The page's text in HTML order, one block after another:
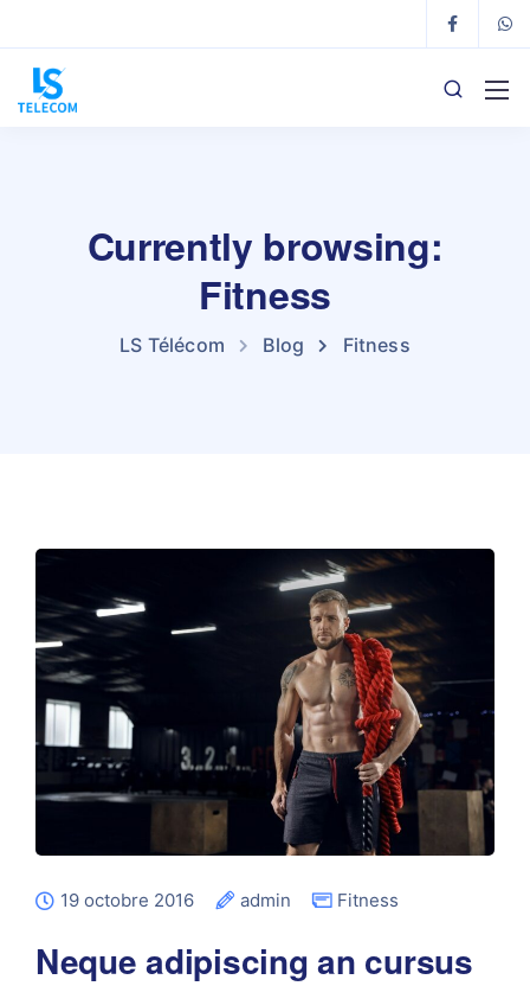
Currently browsing:
Fitness
LS Télécom Blog Fitness
19 octobre 2016 admin Fitness
Neque adipiscing an cursus